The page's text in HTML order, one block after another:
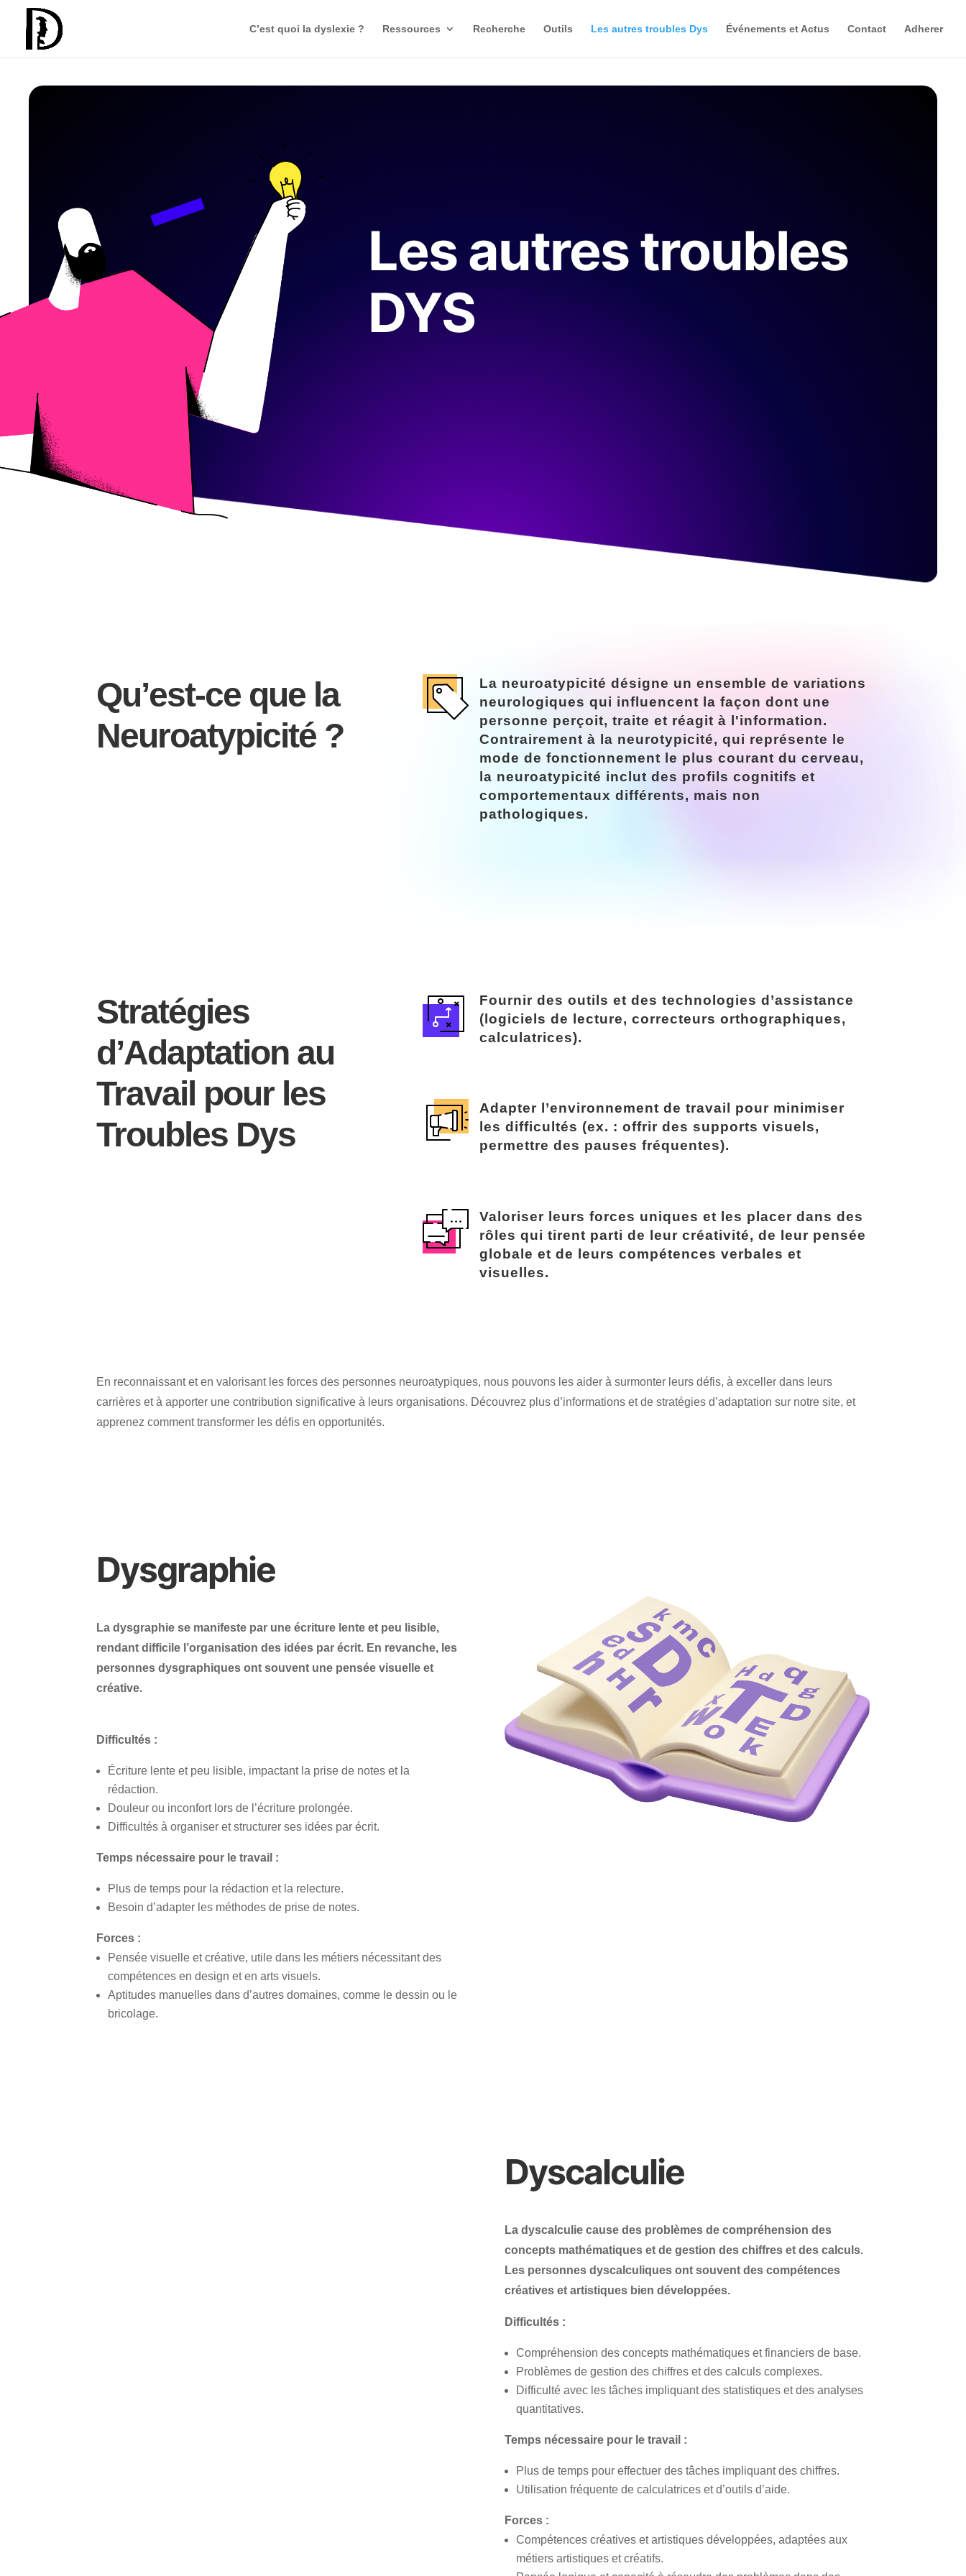
C’est quoi la dyslexie ? Ressources Recherche Outils Les autres troubles Dys Événements et Actus Contact Adherer
Les autres troubles
DYS
Qu’est-ce que la
Neuroatypicité ?
La neuroatypicité désigne un ensemble de variations
neurologiques qui influencent la façon dont une
personne perçoit, traite et réagit à l'information.
Contrairement à la neurotypicité, qui représente le
mode de fonctionnement le plus courant du cerveau,
la neuroatypicité inclut des profils cognitifs et
comportementaux différents, mais non
pathologiques.
Stratégies
d’Adaptation au
Travail pour les
Troubles Dys
Fournir des outils et des technologies d’assistance
(logiciels de lecture, correcteurs orthographiques,
calculatrices).
Adapter l’environnement de travail pour minimiser
les difficultés (ex. : offrir des supports visuels,
permettre des pauses fréquentes).
Valoriser leurs forces uniques et les placer dans des
rôles qui tirent parti de leur créativité, de leur pensée
globale et de leurs compétences verbales et
visuelles.
En reconnaissant et en valorisant les forces des personnes neuroatypiques, nous pouvons les aider à surmonter leurs défis, à exceller dans leurs
carrières et à apporter une contribution significative à leurs organisations. Découvrez plus d’informations et de stratégies d’adaptation sur notre site, et
apprenez comment transformer les défis en opportunités.
Dysgraphie
La dysgraphie se manifeste par une écriture lente et peu lisible,
rendant difficile l’organisation des idées par écrit. En revanche, les
personnes dysgraphiques ont souvent une pensée visuelle et
créative.
Difficultés :
Écriture lente et peu lisible, impactant la prise de notes et la
rédaction.
Douleur ou inconfort lors de l’écriture prolongée.
Difficultés à organiser et structurer ses idées par écrit.
Temps nécessaire pour le travail :
Plus de temps pour la rédaction et la relecture.
Besoin d’adapter les méthodes de prise de notes.
Forces :
Pensée visuelle et créative, utile dans les métiers nécessitant des
compétences en design et en arts visuels.
Aptitudes manuelles dans d’autres domaines, comme le dessin ou le
bricolage.
Dyscalculie
La dyscalculie cause des problèmes de compréhension des
concepts mathématiques et de gestion des chiffres et des calculs.
Les personnes dyscalculiques ont souvent des compétences
créatives et artistiques bien développées.
Difficultés :
Compréhension des concepts mathématiques et financiers de base.
Problèmes de gestion des chiffres et des calculs complexes.
Difficulté avec les tâches impliquant des statistiques et des analyses
quantitatives.
Temps nécessaire pour le travail :
Plus de temps pour effectuer des tâches impliquant des chiffres.
Utilisation fréquente de calculatrices et d’outils d’aide.
Forces :
Compétences créatives et artistiques développées, adaptées aux
métiers artistiques et créatifs.